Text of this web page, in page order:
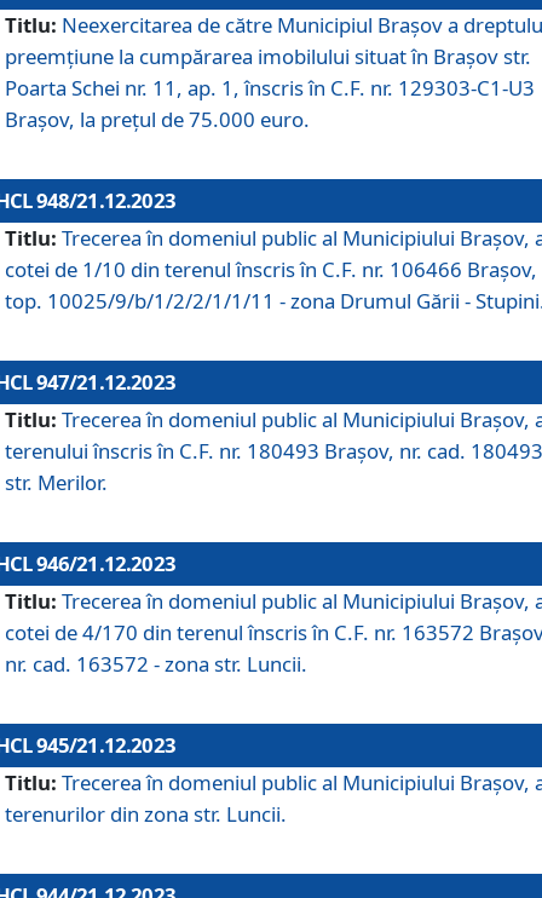
Titlu: Neexercitarea de către Municipiul Brașov a
preemțiune la cumpărarea imobilului situat în Brașov str.
Poarta Schei nr. 11, ap. 1, înscris în C.F. nr. 129303-C1-U3
Brașov, la prețul de 75.000 euro.
948/21.12.2023
Titlu: Trecerea în domeniul public al Municipiului Braşov,
cotei de 1/10 din terenul înscris în C.F. nr. 106466 Brașov,
top. 10025/9/b/1/2/2/1/1/11 - zona Drumul Gării -
947/21.12.2023
Titlu: Trecerea în domeniul public al Municipiului Braşov,
terenului înscris în C.F. nr. 180493 Brașov, nr. cad.
str. Merilor.
946/21.12.2023
Titlu: Trecerea în domeniul public al Municipiului Braşov,
cotei de 4/170 din terenul înscris în C.F. nr. 163572
nr. cad. 163572 - zona str. Luncii.
945/21.12.2023
Titlu: Trecerea în domeniul public al Municipiului Braşov,
terenurilor din zona str. Luncii.